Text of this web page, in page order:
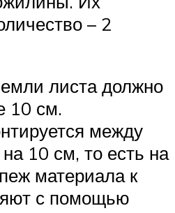
– 2
листа должно
10 см.
между
10 см, то есть на
материала к
с помощью